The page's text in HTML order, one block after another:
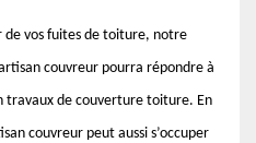
de vos fuites de toiture, notre
couvreur pourra répondre à
travaux de couverture toiture. En
couvreur peut aussi s’occuper